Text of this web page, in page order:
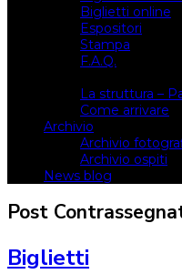
Biglietti online
Espositori
Stampa
F.A.Q.
La struttura –
Come arrivare
Archivio
Archivio
Archivio ospiti
News blog
Post
Biglietti